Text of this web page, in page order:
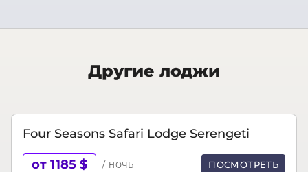
Другие лоджи
Four Seasons Safari Lodge Serengeti
от 1185 $ / ночь ПОСМОТРЕТЬ